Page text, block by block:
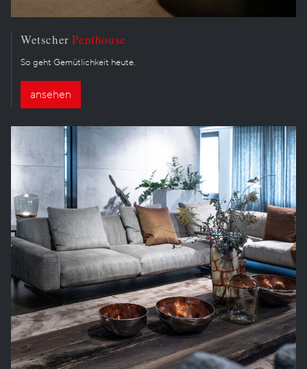
WetscherPenthouse
So geht Gemütlichkeit heute.
ansehen